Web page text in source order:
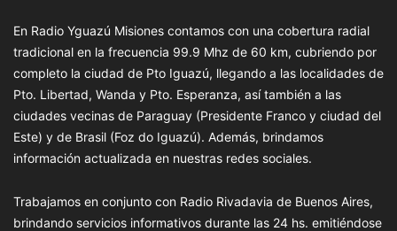
En Radio Yguazú Misiones contamos con una cobertura radial
tradicional en la frecuencia 99.9 Mhz de 60 km, cubriendo por
completo la ciudad de Pto Iguazú, llegando a las localidades de
Pto. Libertad, Wanda y Pto. Esperanza, así también a las
ciudades vecinas de Paraguay (Presidente Franco y ciudad del
Este) y de Brasil (Foz do Iguazú). Además, brindamos
información actualizada en nuestras redes sociales.
Trabajamos en conjunto con Radio Rivadavia de Buenos Aires,
brindando servicios informativos durante las 24 hs. emitiéndose